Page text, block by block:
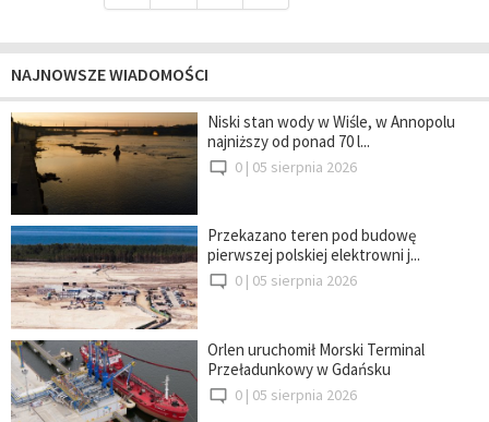
NAJNOWSZE WIADOMOŚCI
Niski stan wody w Wiśle, w Annopolu
najniższy od ponad 70 l...
0 | 05 sierpnia 2026
Przekazano teren pod budowę
pierwszej polskiej elektrowni j...
0 | 05 sierpnia 2026
Orlen uruchomił Morski Terminal
Przeładunkowy w Gdańsku
0 | 05 sierpnia 2026